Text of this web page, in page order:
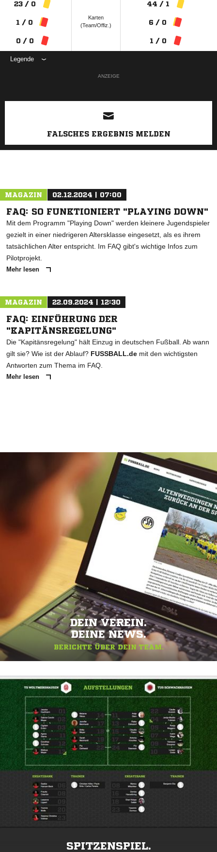
23 / 0
1 / 0
0 / 0
Karten
(Team/Offiz.)
44 / 1
6 / 0
1 / 0
Legende
ANZEIGE
FALSCHES ERGEBNIS MELDEN
MAGAZIN 02.12.2024 | 07:00
FAQ: SO FUNKTIONIERT "PLAYING DOWN"
Mit dem Programm "Playing Down" werden kleinere Jugendspieler
gezielt in einer niedrigeren Altersklasse eingesetzt, als es ihrem
tatsächlichen Alter entspricht. Im FAQ gibt's wichtige Infos zum
Pilotprojekt.
Mehr lesen
MAGAZIN 22.09.2024 | 12:30
FAQ: EINFÜHRUNG DER
"KAPITÄNSREGELUNG"
Die "Kapitänsregelung" hält Einzug in deutschen Fußball. Ab wann
gilt sie? Wie ist der Ablauf? FUSSBALL.de mit den wichtigsten
Antworten zum Thema im FAQ.
Mehr lesen
DEIN VEREIN.
DEINE NEWS.
BERICHTE ÜBER DEIN TEAM.
SPITZENSPIEL.